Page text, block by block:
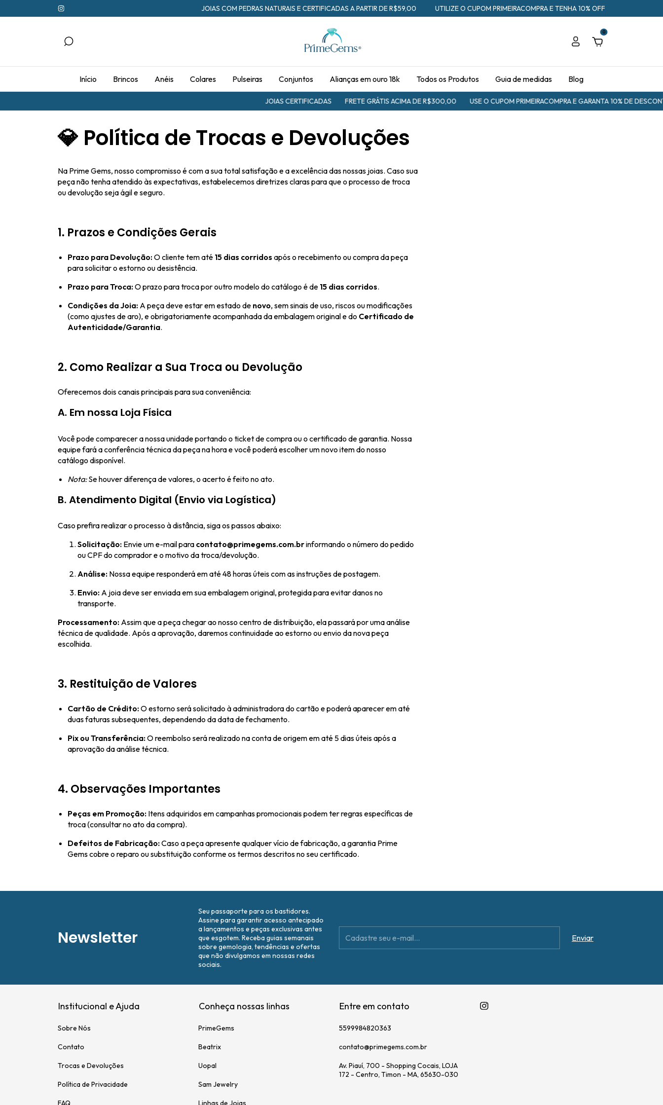
JOIAS COM PEDRAS NATURAIS E CERTIFICADAS A PARTIR DE R$59,00 UTILIZE O CUPOM PRIMEIRACOMPRA E TENHA 10% OFF
0
Início Brincos Anéis Colares Pulseiras Conjuntos Alianças em ouro 18k Todos os Produtos Guia de medidas Blog
JOIAS CERTIFICADAS FRETE GRÁTIS ACIMA DE R$300,00 USE O CUPOM PRIMEIRACOMPRA E GARANTA 10% DE DESCONTO
💎 Política de Trocas e Devoluções
Na Prime Gems, nosso compromisso é com a sua total satisfação e a excelência das nossas joias. Caso sua
peça não tenha atendido às expectativas, estabelecemos diretrizes claras para que o processo de troca
ou devolução seja ágil e seguro.
1. Prazos e Condições Gerais
Prazo para Devolução:O cliente tem até 15 dias corridos após o recebimento ou compra da peça
para solicitar o estorno ou desistência.
Prazo para Troca:O prazo para troca por outro modelo do catálogo é de 15 dias corridos.
Condições da Joia: A peça deve estar em estado de novo, sem sinais de uso, riscos ou modificações
(como ajustes de aro), e obrigatoriamente acompanhada da embalagem original e do Certificado de
Autenticidade/Garantia.
2. Como Realizar a Sua Troca ou Devolução
Oferecemos dois canais principais para sua conveniência:
A. Em nossa Loja Física
Você pode comparecer a nossa unidade portando o ticket de compra ou o certificado de garantia. Nossa
equipe fará a conferência técnica da peça na hora e você poderá escolher um novo item do nosso
catálogo disponível.
Nota:Se houver diferença de valores, o acerto é feito no ato.
B. Atendimento Digital (Envio via Logística)
Caso prefira realizar o processo à distância, siga os passos abaixo:
Solicitação: Envie um e-mail para contato@primegems.com.brinformando o número do pedido
ou CPF do comprador e o motivo da troca/devolução.
Análise: Nossa equipe responderá em até 48 horas úteis com as instruções de postagem.
Envio: A joia deve ser enviada em sua embalagem original, protegida para evitar danos no
transporte.
Processamento: Assim que a peça chegar ao nosso centro de distribuição, ela passará por uma análise
técnica de qualidade. Após a aprovação, daremos continuidade ao estorno ou envio da nova peça
escolhida.
3. Restituição de Valores
Cartão de Crédito:O estorno será solicitado à administradora do cartão e poderá aparecer em até
duas faturas subsequentes, dependendo da data de fechamento.
Pix ou Transferência:O reembolso será realizado na conta de origem em até 5 dias úteis após a
aprovação da análise técnica.
4. Observações Importantes
Peças em Promoção: Itens adquiridos em campanhas promocionais podem ter regras específicas de
troca (consultar no ato da compra).
Defeitos de Fabricação:Caso a peça apresente qualquer vício de fabricação, a garantia Prime
Gems cobre o reparo ou substituição conforme os termos descritos no seu certificado.
Newsletter
Seu passaporte para os bastidores.
Assine para garantir acesso antecipado
a lançamentos e peças exclusivas antes
que esgotem. Receba guias semanais
sobre gemologia, tendências e ofertas
que não divulgamos em nossas redes
sociais.
Institucional e Ajuda
Sobre Nós
Contato
Trocas e Devoluções
Política de Privacidade
FAQ
Conheça nossas linhas
PrimeGems
Beatrix
Uopal
Sam Jewelry
Linhas de Joias
Entre em contato
5599984820363
contato@primegems.com.br
Av. Piauí, 700 - Shopping Cocais, LOJA
172 - Centro, Timon - MA, 65630-030